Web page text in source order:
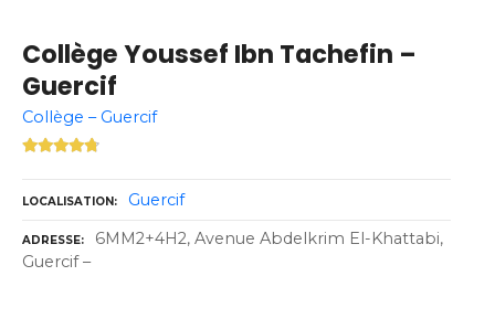
Collège Youssef Ibn Tachefin –
Guercif
Collège – Guercif
LOCALISATION Guercif
ADRESSE
6MM2+4H2, Avenue Abdelkrim El-Khattabi,
Guercif –